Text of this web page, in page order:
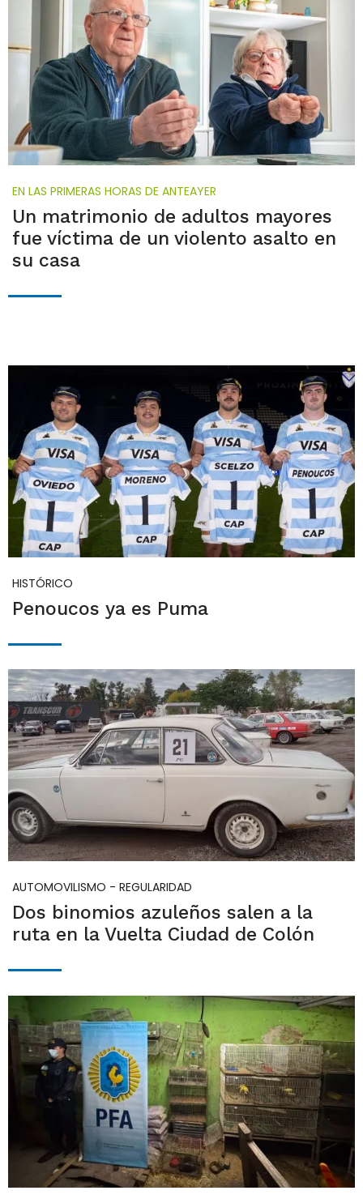
EN LAS PRIMERAS HORAS DE ANTEAYER
Un matrimonio de adultos mayores
fue víctima de un violento asalto en
su casa
HISTÓRICO
Penoucos ya es Puma
AUTOMOVILISMO - REGULARIDAD
Dos binomios azuleños salen a la
ruta en la Vuelta Ciudad de Colón